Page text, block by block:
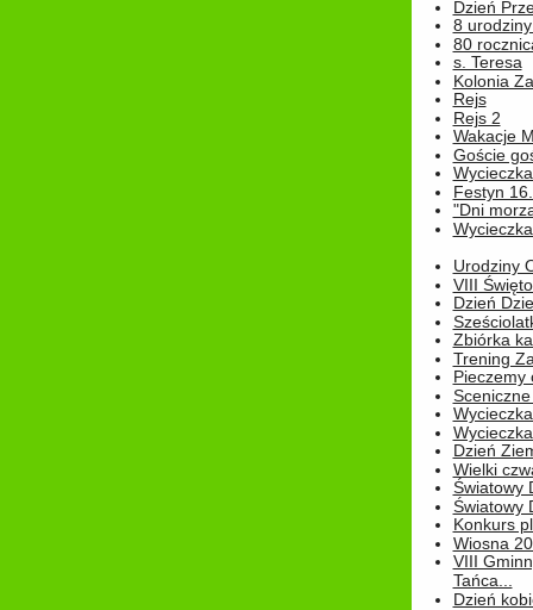
Dzień
8
80
s. Teresa
Kolonia
Rejs
Rejs 2
Wakacje
Goście
Festyn
"Dni
Urodziny
VIII
Dzień
Zbiórka
Trening
Pieczemy
Dzień
Wielki
Światowy
Światowy
Konkurs
Wiosna
VIII
Tańca...
Dzień